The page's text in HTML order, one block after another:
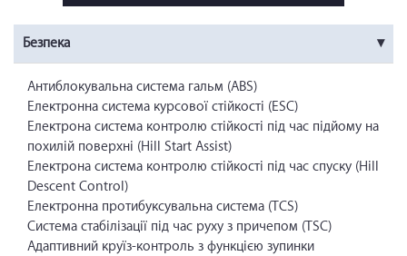
Безпека
Антиблокувальна система гальм (ABS)
Електронна система курсової стійкості (ESC)
Електрона система контролю стійкості під час підйому на
похилій поверхні (Hill Start Assist)
Електрона система контролю стійкості під час спуску (Hill
Descent Control)
Електронна протибуксувальна система (TCS)
Система стабілізації під час руху з причепом (TSC)
Адаптивний круїз-контроль з функцією зупинки